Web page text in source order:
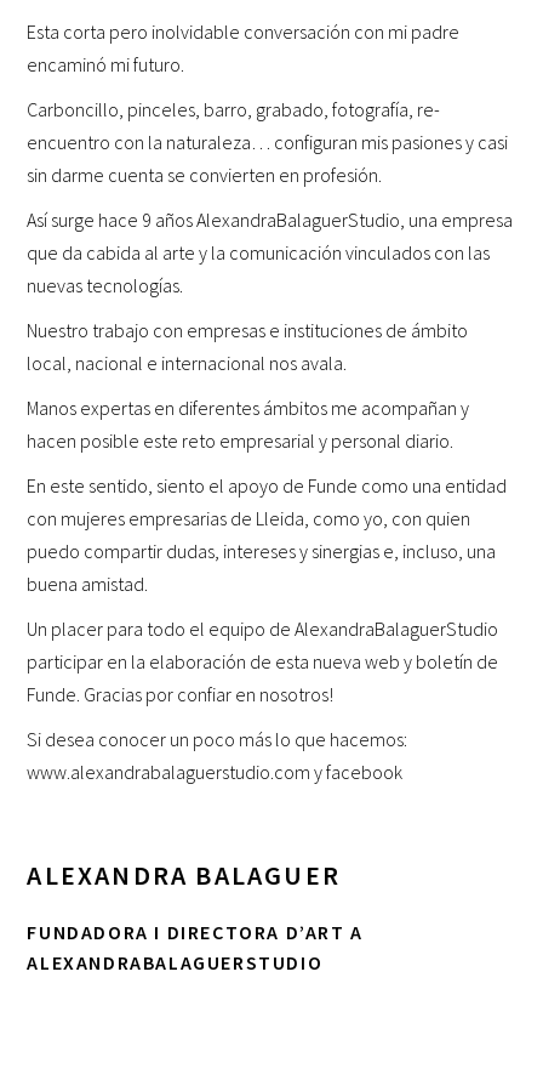
Esta corta pero inolvidable conversación con mi padre
encaminó mi futuro.
Carboncillo, pinceles, barro, grabado, fotografía, re-
encuentro con la naturaleza… configuran mis pasiones y casi
sin darme cuenta se convierten en profesión.
Así surge hace 9 años AlexandraBalaguerStudio, una empresa
que da cabida al arte y la comunicación vinculados con las
nuevas tecnologías.
Nuestro trabajo con empresas e instituciones de ámbito
local, nacional e internacional nos avala.
Manos expertas en diferentes ámbitos me acompañan y
hacen posible este reto empresarial y personal diario.
En este sentido, siento el apoyo de Funde como una entidad
con mujeres empresarias de Lleida, como yo, con quien
puedo compartir dudas, intereses y sinergias e, incluso, una
buena amistad.
Un placer para todo el equipo de AlexandraBalaguerStudio
participar en la elaboración de esta nueva web y boletín de
Funde. Gracias por confiar en nosotros!
Si desea conocer un poco más lo que hacemos:
www.alexandrabalaguerstudio.com yfacebook
ALEXANDRA BALAGUER
FUNDADORA I DIRECTORA D’ART A
ALEXANDRABALAGUERSTUDIO